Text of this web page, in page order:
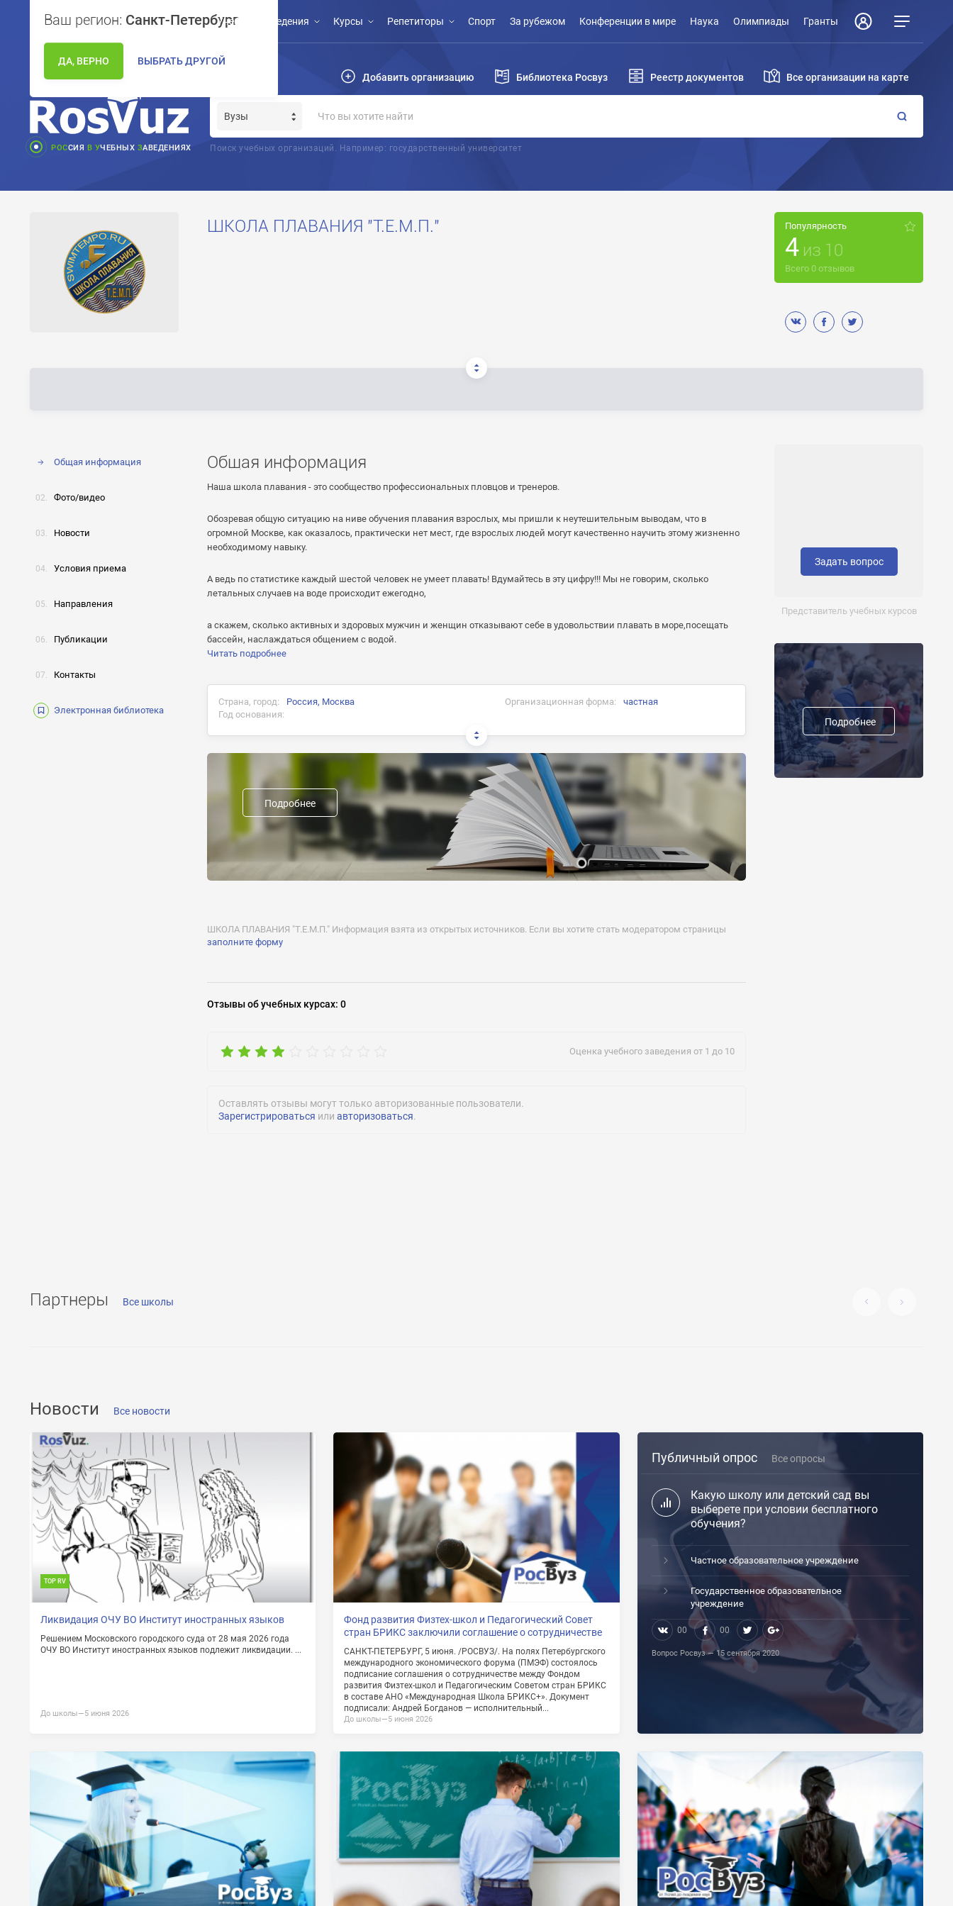
Ваш регион: Санкт-Петербург
ДА, ВЕРНО ВЫБРАТЬ ДРУГОЙ
Учебные заведения Курсы Репетиторы Спорт За рубежом Конференции в мире Наука Олимпиады Гранты
Добавить организацию Библиотека Росвуз Реестр документов Все организации на карте
РОССИЯ В УЧЕБНЫХ ЗАВЕДЕНИЯХ Поиск учебных организаций. Например: государственный университет
ШКОЛА ПЛАВАНИЯ "Т.Е.М.П." Популярность
4 из 10
Всего 0 отзывов
Общая информация
Фото/видео
Новости
Условия приема
Направления
Публикации
Контакты
Электронная библиотека
Общая информация
Наша школа плавания - это сообщество профессиональных пловцов и тренеров.
Обозревая общую ситуацию на ниве обучения плавания взрослых, мы пришли к неутешительным выводам, что в
огромной Москве, как оказалось, практически нет мест, где взрослых людей могут качественно научить этому жизненно
необходимому навыку.
А ведь по статистике каждый шестой человек не умеет плавать! Вдумайтесь в эту цифру!!! Мы не говорим, сколько
летальных случаев на воде происходит ежегодно,
а скажем, сколько активных и здоровых мужчин и женщин отказывают себе в удовольствии плавать в море,посещать
бассейн, наслаждаться общением с водой.
Читать подробнее
Страна, город: Россия, Москва Организационная форма:
частная
Год основания:
Документ об окончании:
Предыдущие названия:
Форма обучения:
Подробнее
ШКОЛА ПЛАВАНИЯ "Т.Е.М.П." Информация взята из открытых источников. Если вы хотите стать модератором страницы
заполните форму
Отзывыоб учебных курсах: 0
Оценка учебного заведения от 1 до 10
Оставлять отзывы могут только авторизованные пользователи.
Зарегистрироваться или авторизоваться.
Задать вопрос
Представитель учебных курсов
Подробнее
Партнеры Все школы
Задать вопрос
ОТПРАВИТЬ
Нажимая на кнопку «Отправить» я даю согласие
на обработку моих персональных данных
Отклик на вакансию
Получение прав модератора страницы